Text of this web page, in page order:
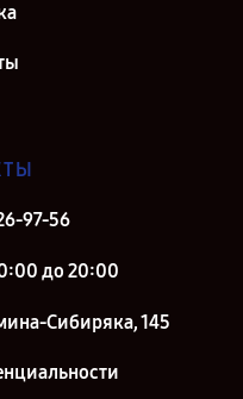
97-56
до 20:00
Сибиряка, 145